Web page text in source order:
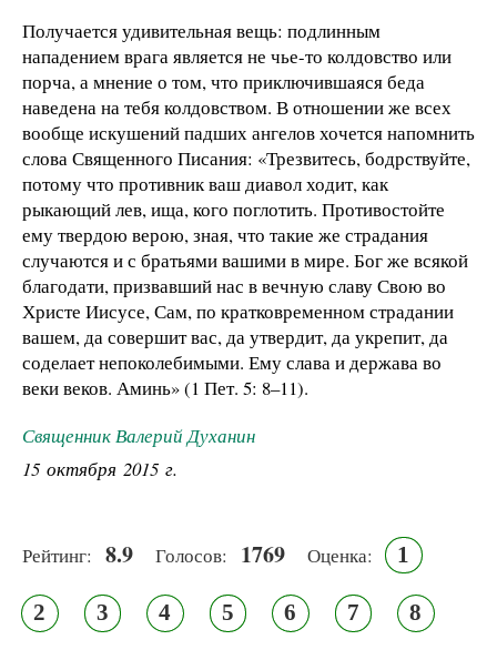
Получается удивительная вещь: подлинным
нападением врага является не чье-то колдовство или
порча, а мнение о том, что приключившаяся беда
наведена на тебя колдовством. В отношении же всех
вообще искушений падших ангелов хочется напомнить
слова Священного Писания: «Трезвитесь, бодрствуйте,
потому что противник ваш диавол ходит, как
рыкающий лев, ища, кого поглотить. Противостойте
ему твердою верою, зная, что такие же страдания
случаются и с братьями вашими в мире. Бог же всякой
благодати, призвавший нас в вечную славу Свою во
Христе Иисусе, Сам, по кратковременном страдании
вашем, да совершит вас, да утвердит, да укрепит, да
соделает непоколебимыми. Ему слава и держава во
веки веков. Аминь» (1 Пет. 5: 8–11).
Священник Валерий Духанин
15 октября 2015 г.
Рейтинг: 8.9 Голосов: 1769 Оценка: 1
2 3 4 5 6 7 8